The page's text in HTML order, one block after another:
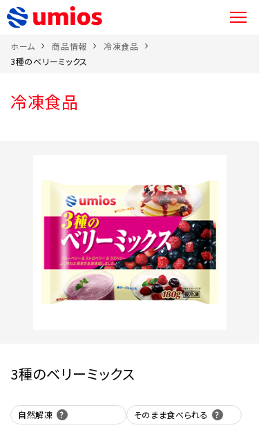
ホーム 商品情報
冷凍食品
3種のベリーミックス
冷凍食品
3種のベリーミックス
自然解凍 そのまま食べられる